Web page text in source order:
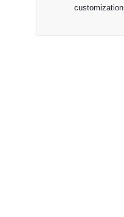
customization.